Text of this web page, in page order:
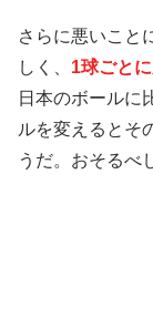
さらに悪いこと
しく、 1球ごと
日本のボールに
ルを変えるとそ
うだ。おそるべ